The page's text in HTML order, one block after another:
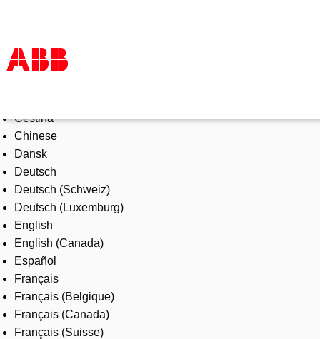
Products & Solutions
Industries
Services
About us
Where to buy
Contact us
Careers
Čeština
Chinese
Dansk
Deutsch
Deutsch (Schweiz)
Deutsch (Luxemburg)
English
English (Canada)
Español
Français
Français (Belgique)
Français (Canada)
Français (Suisse)